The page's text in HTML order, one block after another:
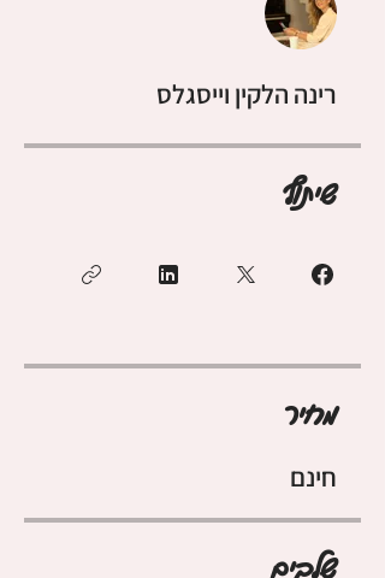
רינה הלקין וייסגלס
שיתוף
מחיר
חינם
שלבים